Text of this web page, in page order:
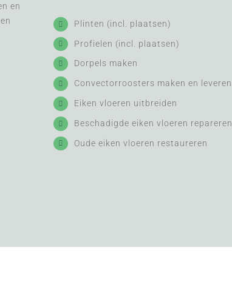
en
Plinten (incl. plaatsen)
Profielen (incl. plaatsen)
Dorpels maken
Convectorroosters maken en leveren
Eiken vloeren uitbreiden
Beschadigde eiken vloeren repareren
Oude eiken vloeren restaureren